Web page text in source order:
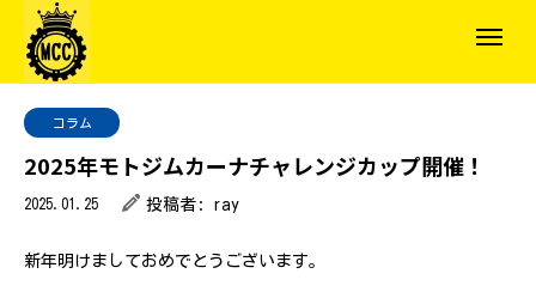
コラム
2025年モトジムカーナチャレンジカップ開催！
2025.01.25 投稿者: ray
新年明けましておめでとうございます。